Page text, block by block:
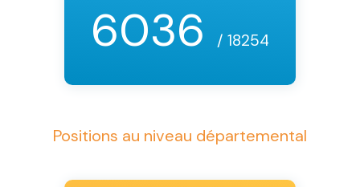
6036 / 18254
Positions au niveau départemental